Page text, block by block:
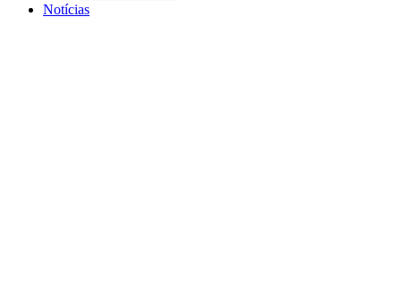
Notícias